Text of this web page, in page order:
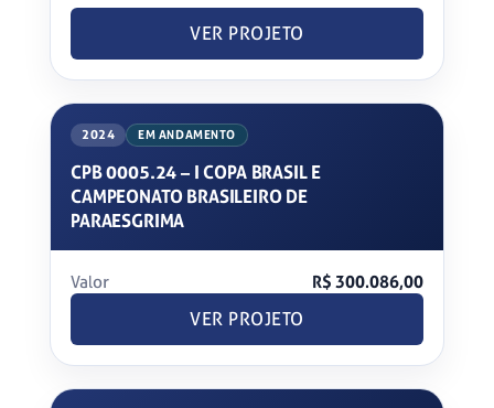
VER PROJETO
2024 EM ANDAMENTO
CPB 0005.24 – I COPA BRASIL E
CAMPEONATO BRASILEIRO DE
PARAESGRIMA
Valor
R$ 300.086,00
VER PROJETO